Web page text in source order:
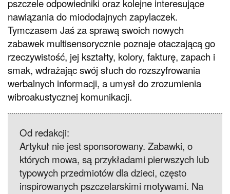
pszczele odpowiedniki oraz kolejne interesujące
nawiązania do miododajnych zapylaczek.
Tymczasem Jaś za sprawą swoich nowych
zabawek multisensorycznie poznaje otaczającą go
rzeczywistość, jej kształty, kolory, fakturę, zapach i
smak, wdrażając swój słuch do rozszyfrowania
werbalnych informacji, a umysł do zrozumienia
wibroakustycznej komunikacji.
Od redakcji:
Artykuł nie jest sponsorowany. Zabawki, o
których mowa, są przykładami pierwszych lub
typowych przedmiotów dla dzieci, często
inspirowanych pszczelarskimi motywami. Na